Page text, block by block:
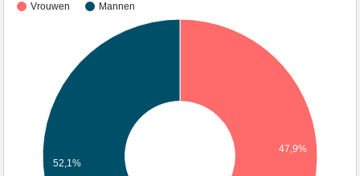
Vrouwen Mannen
47,9%
52,1%